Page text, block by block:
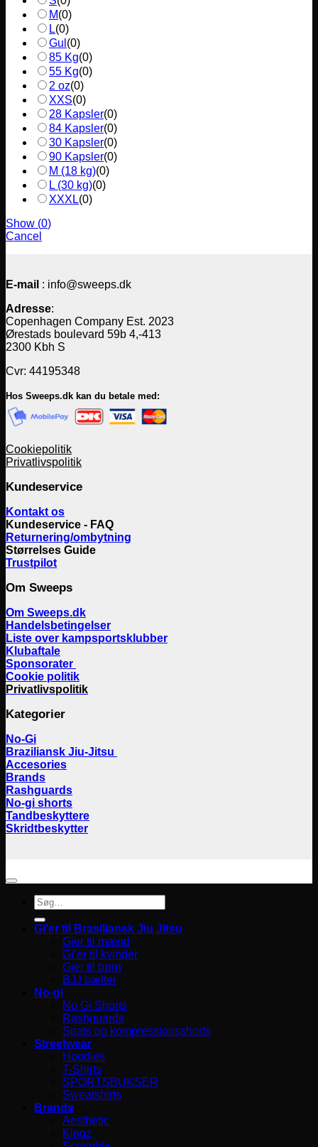
M(0)
L(0)
Gul (0)
85 Kg(0)
55 Kg(0)
2 oz(0)
XXS(0)
28 Kapsler(0)
84 Kapsler(0)
30 Kapsler(0)
90 Kapsler(0)
M (18 kg)(0)
L (30 kg)(0)
XXXL(0)
Show (0)
Cancel
E-mail : info@sweeps.dk
Adresse:
Copenhagen Company Est. 2023
Ørestads boulevard 59b 4,-413
2300 Kbh S
Cvr: 44195348
Hos Sweeps.dk kan du betale med:
Cookiepolitik
Privatlivspolitik
Kundeservice
Kontakt os
Kundeservice - FAQ
Returnering/ombytning
Størrelses Guide
Trustpilot
Om Sweeps
Om Sweeps.dk
Handelsbetingelser
Liste over kampsportsklubber
Klubaftale
Sponsorater
Cookie politik
Privatlivspolitik
Kategorier
No-Gi
Braziliansk Jiu-Jitsu
Accesories
Brands
Rashguards
No-gi shorts
Tandbeskyttere
Skridtbeskytter
Søg
efter:
Gi’er til Brasiliansk Jiu Jitsu
Gier til mænd
Gi’er til kvinder
Gier til børn
BJJ bælter
No-gi
No Gi Shorts
Rashguards
Spats og kompressionsshorts
Streetwear
Hoodies
T-Shirts
SPORTSBUKSER
Sweatshirts
Brands
Aesthetic
Kingz